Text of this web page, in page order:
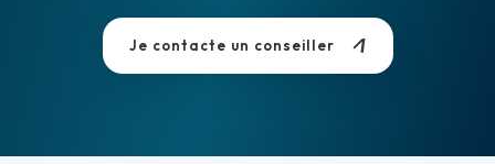
Je contacte un conseiller